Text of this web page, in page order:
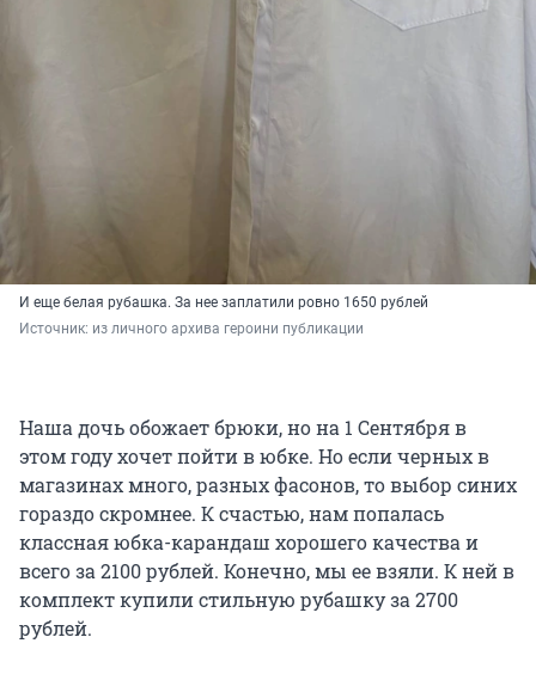
И еще белая рубашка. За нее заплатили ровно 1650 рублей
Источник: из личного архива героини публикации
Наша дочь обожает брюки, но на 1 Сентября в
этом году хочет пойти в юбке. Но если черных в
магазинах много, разных фасонов, то выбор синих
гораздо скромнее. К счастью, нам попалась
классная юбка-карандаш хорошего качества и
всего за 2100 рублей. Конечно, мы ее взяли. К ней в
комплект купили стильную рубашку за 2700
рублей.